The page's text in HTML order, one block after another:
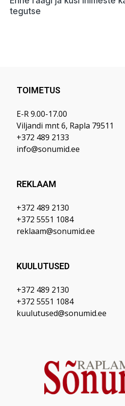
TOIMETUS
E-R 9.00-17.00
Viljandi mnt 6, Rapla 79511
+372 489 2133
info@sonumid.ee
REKLAAM
+372 489 2130
+372 5551 1084
reklaam@sonumid.ee
KUULUTUSED
+372 489 2130
+372 5551 1084
kuulutused@sonumid.ee